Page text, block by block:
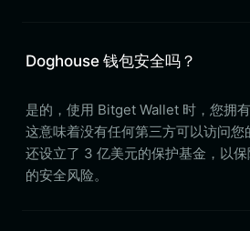
Doghouse 钱包安全吗？
是的，使用 Bitget Wallet 时，您拥
这意味着没有任何第三方可以访问
还设立了 3 亿美元的保护基金，以
的安全风险。